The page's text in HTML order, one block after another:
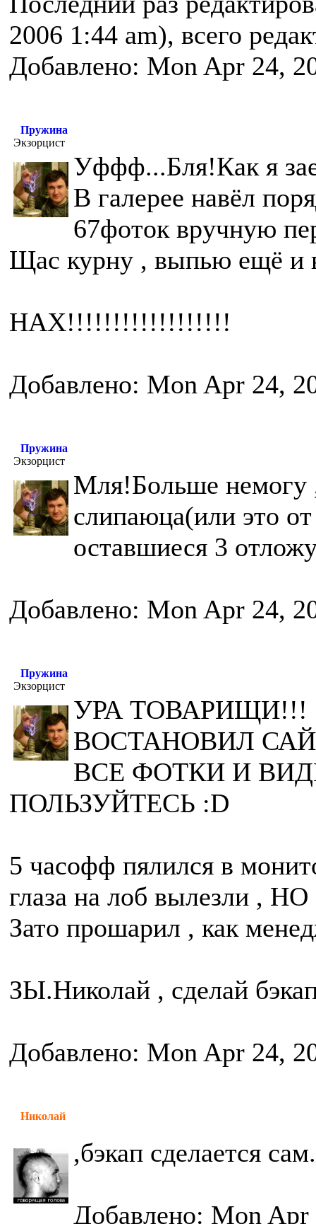
2006 1:44 am), всего
Добавлено: Mon Apr 24,
Пружина
Экзорцист
Уффф...Бля!Как я
В галерее навёл
67фоток вручную
Щас курну , выпью ещё и
НАХ!!!!!!!!!!!!!!!!!!
Добавлено: Mon Apr 24,
Пружина
Экзорцист
Мля!Больше немогу
слипаюца(или это
оставшиеся 3
Добавлено: Mon Apr 24,
Пружина
Экзорцист
УРА ТОВАРИЩИ!!!
ВОСТАНОВИЛ
ВСЕ ФОТКИ И
ПОЛЬЗУЙТЕСЬ :D
5 часофф пялился в
глаза на лоб вылезли ,
Зато прошарил , как
ЗЫ.Николай , сделай
Добавлено: Mon Apr 24,
Николай
,бэкап сделается
Добавлено: Mon Apr